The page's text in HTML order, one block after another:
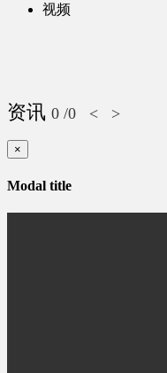
视频
资讯 0 /0 < >
×
Modal title